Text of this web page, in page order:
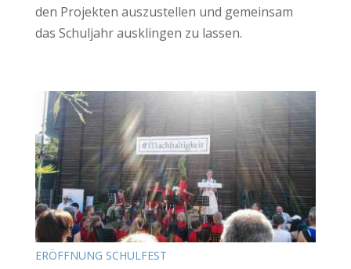
den Projekten auszustellen und gemeinsam
das Schuljahr ausklingen zu lassen.
ERÖFFNUNG SCHULFEST